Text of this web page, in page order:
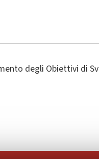
degli Obiettivi di